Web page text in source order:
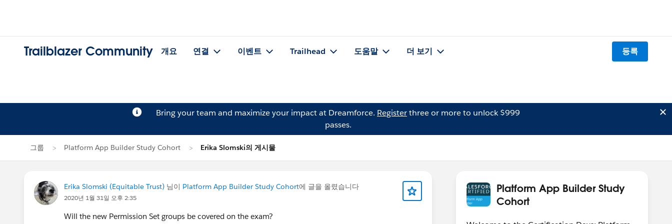
Trailblazer Community 개요 연결 이벤트 Trailhead 도움말 더 보기 등록
Bring your team and maximize your impact at Dreamforce. Registerthree or more to unlock $999
passes.
그룹 Platform App Builder Study Cohort Erika Slomski의 게시물
Erika Slomski (Equitable Trust) 님이 Platform App Builder Study Cohort에 글을 올렸습니다
2020년 1월 31일 오후 2:35
Will the new Permission Set groups be covered on the exam?
Platform App Builder Study
Cohort